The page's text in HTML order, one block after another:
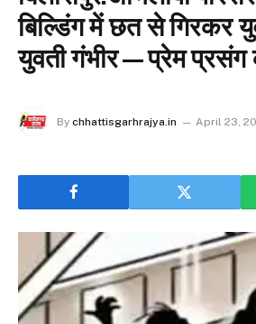
बिल्डिंग में छत से गिरकर
युवती गंभीर—प्रेम
By chhattisgarhrajya.in April 23,